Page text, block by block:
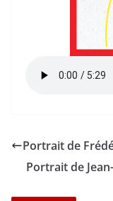
Portrait de
Portrait de